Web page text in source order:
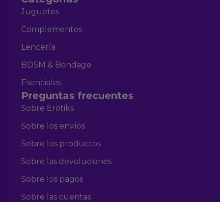
Juguetes
Complementos
Lencería
BDSM & Bondage
Esenciales
Preguntas frecuentes
Sobre Erotiks
Sobre los envíos
Sobre los productos
Sobre las devoluciones
Sobre los pagos
Sobre las cuentas